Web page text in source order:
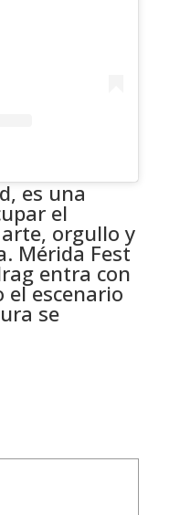
es una
el
orgullo y
Mérida Fest
entra con
el escenario
se